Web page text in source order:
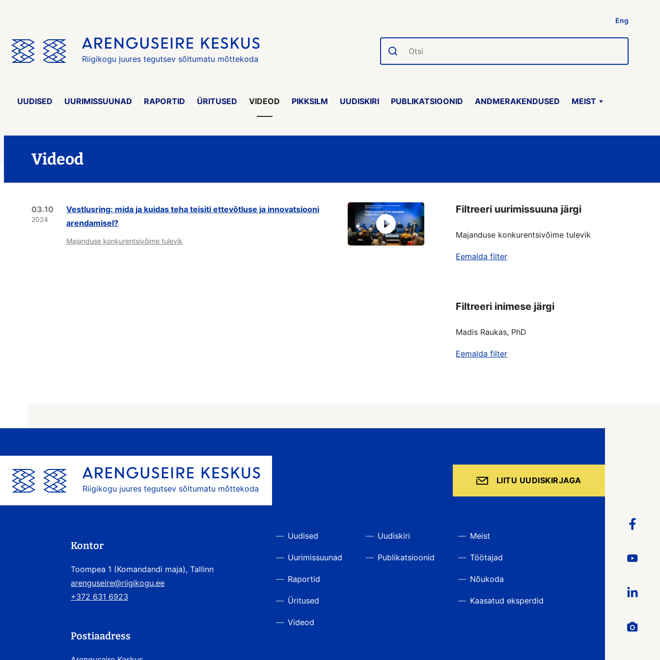
Eng
Riigikogu juures tegutsev sõltumatu mõttekoda
Otsi
UUDISED UURIMISSUUNAD RAPORTID ÜRITUSED VIDEOD PIKKSILM UUDISKIRI PUBLIKATSIOONID ANDMERAKENDUSED MEIST
Videod
03.10
2024
Vestlusring: mida ja kuidas teha teisiti ettevõtluse ja innovatsiooni
arendamisel?
Majanduse konkurentsivõime tulevik
Filtreeri uurimissuuna järgi
Majanduse konkurentsivõime tulevik
Eemalda filter
Filtreeri inimese järgi
Madis Raukas, PhD
Eemalda filter
Riigikogu juures tegutsev sõltumatu mõttekoda
LIITU UUDISKIRJAGA
Kontor
Toompea 1 (Komandandi maja), Tallinn
arenguseire@riigikogu.ee
+372 631 6923
Postiaadress
Uudised
Uurimissuunad
Raportid
Üritused
Videod
Uudiskiri
Publikatsioonid
Meist
Töötajad
Nõukoda
Kaasatud eksperdid